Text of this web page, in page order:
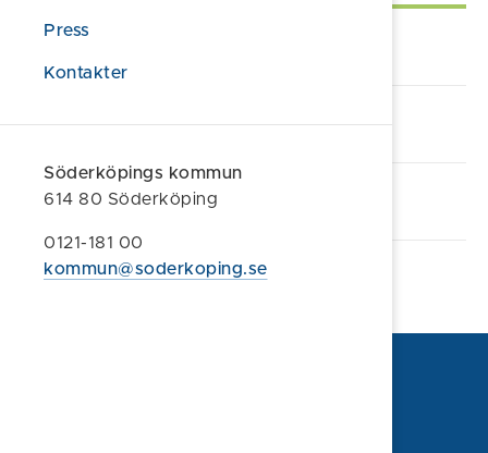
Press
Kontakter
Söderköpings kommun
614 80 Söderköping
0121-181 00
kommun@soderkoping.se
Alla e-tjänster och blanketter
Webb-tv kommunfullmäktige